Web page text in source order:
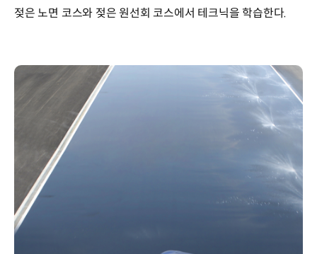
젖은 노면 코스와 젖은 원선회 코스에서 테크닉을 학습한다.